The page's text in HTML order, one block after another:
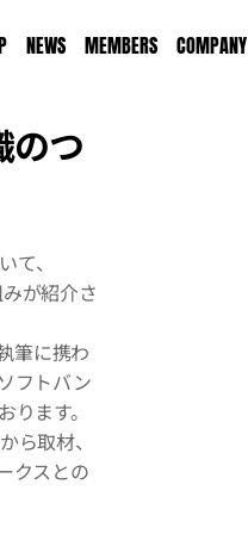
NEWS MEMBERS COMPANY
のつ
、
が紹介さ
筆に携わ
フトバン
ます。
ら取材、
クスとの